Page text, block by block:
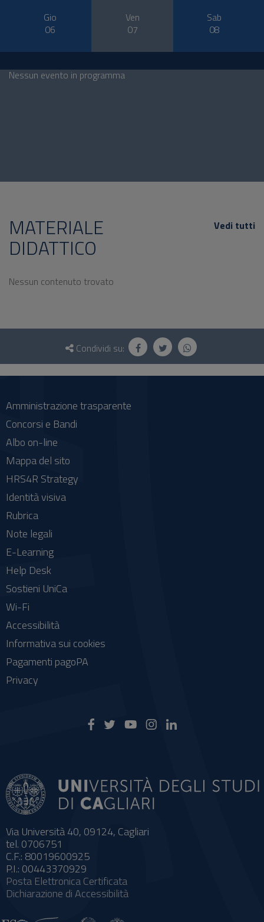
Gio
06
Ven
07
Sab
08
Nessun evento in programma
MATERIALE
DIDATTICO
Vedi tutti
Nessun contenuto trovato
Questionario
social
Condividi su:
Via Università 40, 09124, Cagliari
tel. 0706751
C.F.: 80019600925
P.I.: 00443370929
Posta Elettronica Certificata
Dichiarazione di Accessibilità
Amministrazione trasparente
Concorsi e Bandi
Albo on-line
Mappa del sito
HRS4R Strategy
Identità visiva
Rubrica
Note legali
E-Learning
Help Desk
Sostieni UniCa
Wi-Fi
Accessibilità
Informativa sui cookies
Pagamenti pagoPA
Privacy